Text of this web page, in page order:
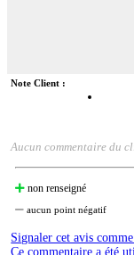
Note Client :
Aucun commentaire du
non renseigné
aucun point négatif
Signaler cet avis
Ce commentaire a été